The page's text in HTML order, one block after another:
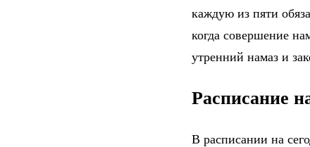
каждую из пяти
когда совершение
утренний намаз и
Расписание
В расписании на